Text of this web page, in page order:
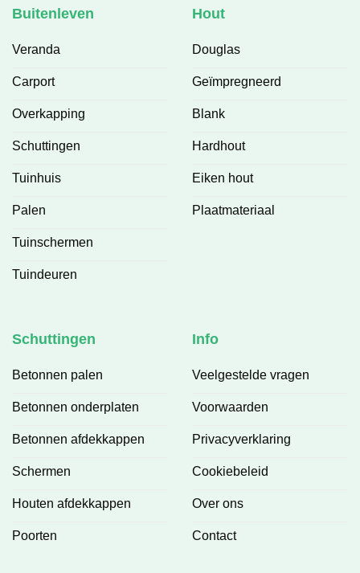
Buitenleven
Veranda
Carport
Overkapping
Schuttingen
Tuinhuis
Palen
Tuinschermen
Tuindeuren
Hout
Douglas
Geïmpregneerd
Blank
Hardhout
Eiken hout
Plaatmateriaal
Schuttingen
Betonnen palen
Betonnen onderplaten
Betonnen afdekkappen
Schermen
Houten afdekkappen
Poorten
Info
Veelgestelde vragen
Voorwaarden
Privacyverklaring
Cookiebeleid
Over ons
Contact